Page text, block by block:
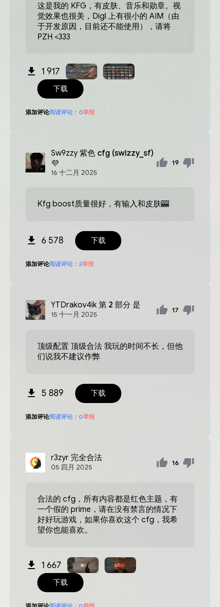
这是我的 KFG，有皮肤、音乐和勋章。视
觉效果也很美，Digl 上有很小的 AIM（由
于开发原因，目前还不能使用），请将
PZH <333
1 917
下载
添加评论阅读评论： 0举报
Sw9zzy 紫色 cfg (swizzy_sf)
💜
16 十二月 2025
19
Kfg boost质量很好，有输入和皮肤🎰
6 578 下载
添加评论阅读评论： 2举报
YTDrakov4ik 第 2 部分 是
15 十一月 2025
17
顶级配置 顶级合法 我玩的时间不长，但他
们说我不建议作弊
5 889 下载
添加评论阅读评论： 0举报
r3zyr 完全合法
05 四月 2025
16
合法的 cfg，所有内容都是红色主题，有
一个假的 prime，请在没有禁言的情况下
好好玩游戏，如果你喜欢这个 cfg，我希
望你也能喜欢。
1 667
下载